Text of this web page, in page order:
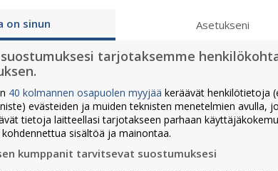
on sinun Asetukseni
tarjotaksemme
40 kolmannen osapuolen myyjää keräävät henkilötietoja
evästeiden ja muiden teknisten menetelmien avulla,
tietoja laitteellasi tarjotakseen parhaan
sisältöä ja mainontaa.
kumppanit tarvitsevat suostumuksesi